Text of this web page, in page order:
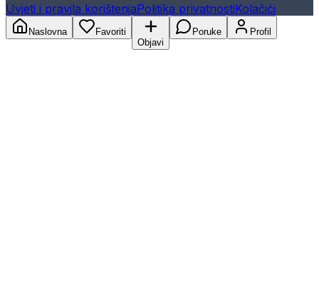
Uvjeti i pravila korištenjaPolitika privatnostiKolačići
Naslovna
Favoriti
Objavi
Poruke Profil